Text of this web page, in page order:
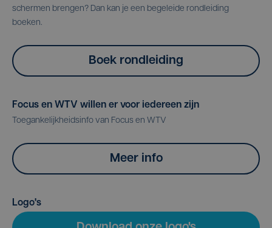
schermen brengen? Dan kan je een begeleide rondleiding
boeken.
Boek rondleiding
Focus en WTV willen er voor iedereen zijn
Toegankelijkheidsinfo van Focus en WTV
Meer info
Logo's